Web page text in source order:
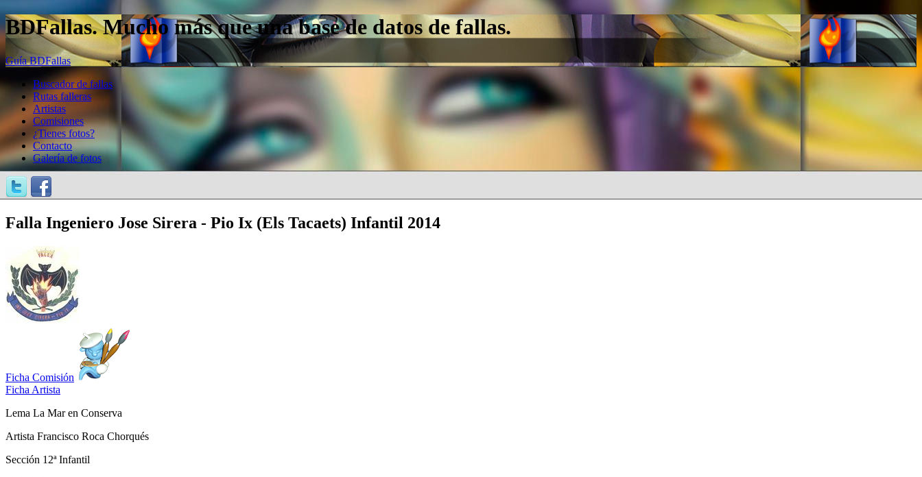
BDFallas. Mucho más que una base de datos de fallas.
Guía BDFallas
Buscador de fallas
Rutas falleras
Artistas
Comisiones
¿Tienes fotos?
Contacto
Galería de fotos
Falla Ingeniero Jose Sirera - Pio Ix (Els Tacaets) Infantil 2014
Ficha Comisión
Ficha Artista
Lema La Mar en Conserva
Artista Francisco Roca Chorqués
Sección 12ª Infantil